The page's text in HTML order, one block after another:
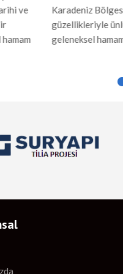
Bölgesi’nin doğal
ünlü bir şehri olarak,
hamam kültürü ve modern
olarak önemli bir […]